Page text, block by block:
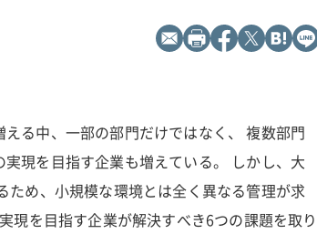
る中、一部の部門だけではなく、 複数部門
現を目指す企業も増えている。 しかし、大
ため、小規模な環境とは全く異なる管理が求
現を目指す企業が解決すべき6つの課題を取り